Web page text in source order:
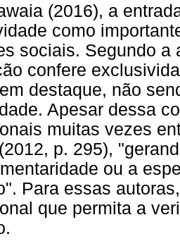
(2016), a
como
sociais. Segundo a
confere
destaque, não
Apesar dessa
muitas vezes
p. 295),
ou a
Para essas
que permita a